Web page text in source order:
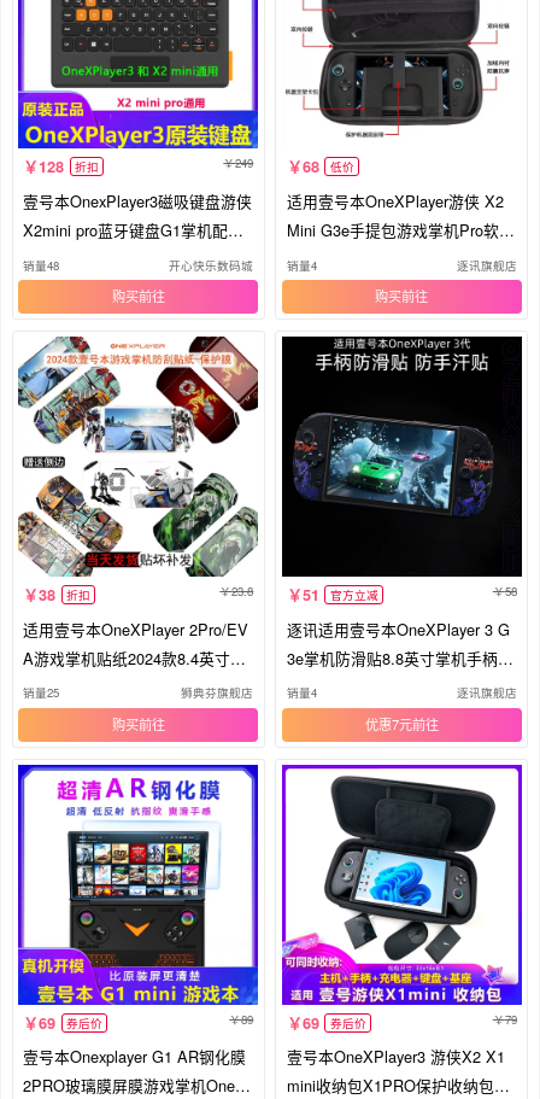
128 折扣 249
壹号本OnexPlayer3磁吸键盘游侠
X2mini pro蓝牙键盘G1掌机配件
X2
销量48 开心快乐数码城
购买
68 低价
适用壹号本OneXPlayer游侠 X2
Mini G3e手提包游戏掌机Pro软壳
8.8英寸收纳包OneXPlayer3防摔
包保护袋电源包
销量4 逐讯旗舰店
购买
38 折扣 23.8
适用壹号本OneXPlayer 2Pro/EV
A游戏掌机贴纸2024款8.4英寸机
身防刮保护膜miniPro版7英寸外
壳贴膜赠送遥杆帽
销量25 狮典芬旗舰店
购买
51 官方立减 58
逐讯适用壹号本OneXPlayer 3 G
3e掌机防滑贴8.8英寸掌机手柄防
汗保护贴OnexPlayer2代Pro全包
防滑定制防滑
销量4 逐讯旗舰店
优惠7元
69 券后价 89
壹号本Onexplayer G1 AR钢化膜
2PRO玻璃膜屏膜游戏掌机Onexp
69 券后价 79
壹号本OneXPlayer3 游侠X2 X1
mini收纳包X1PRO保护收纳包配